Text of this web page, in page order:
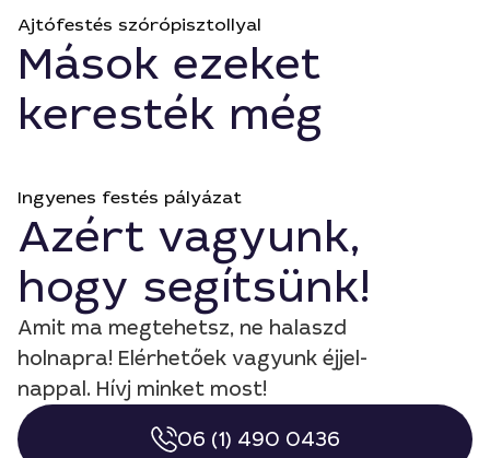
Ajtófestés szórópisztollyal
Mások ezeket
keresték még
Ingyenes festés pályázat
Azért vagyunk,
hogy segítsünk!
Amit ma megtehetsz, ne halaszd
holnapra! Elérhetőek vagyunk éjjel-
nappal. Hívj minket most!
06 (1) 490 0436